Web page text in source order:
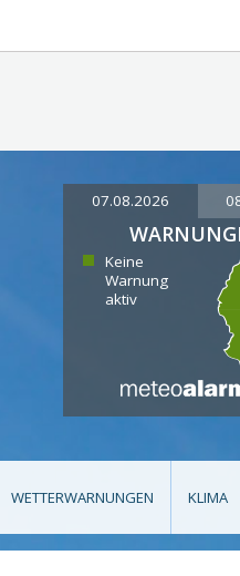
07.08.2026
Keine
Warnung
aktiv
WETTERWARNUNGEN KLIMA